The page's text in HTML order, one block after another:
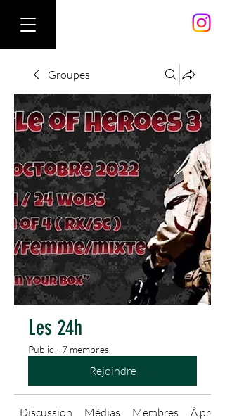
Groupes
Les 24h
Public · 7 membres
Rejoindre
Discussion Médias Membres À